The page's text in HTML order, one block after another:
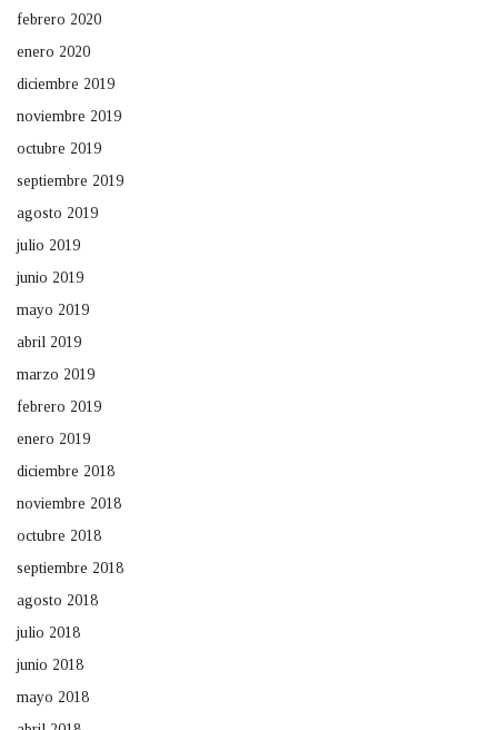
febrero 2020
enero 2020
diciembre 2019
noviembre 2019
octubre 2019
septiembre 2019
agosto 2019
julio 2019
junio 2019
mayo 2019
abril 2019
marzo 2019
febrero 2019
enero 2019
diciembre 2018
noviembre 2018
octubre 2018
septiembre 2018
agosto 2018
julio 2018
junio 2018
mayo 2018